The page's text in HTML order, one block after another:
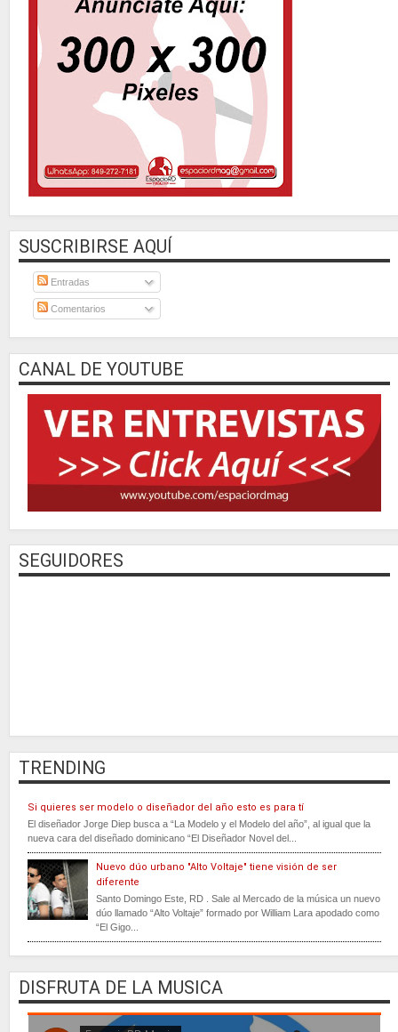
SUSCRIBIRSE AQUÍ
Entradas
Comentarios
CANAL DE YOUTUBE
SEGUIDORES
TRENDING
Si quieres ser modelo o diseñador del año esto es para tí
El diseñador Jorge Diep busca a “La Modelo y el Modelo del año”, al igual que la
nueva cara del diseñado dominicano “El Diseñador Novel del...
Nuevo dúo urbano "Alto Voltaje" tiene visión de ser
diferente
Santo Domingo Este, RD . Sale al Mercado de la música un nuevo
dúo llamado “Alto Voltaje” formado por William Lara apodado como
“El Gigo...
DISFRUTA DE LA MUSICA